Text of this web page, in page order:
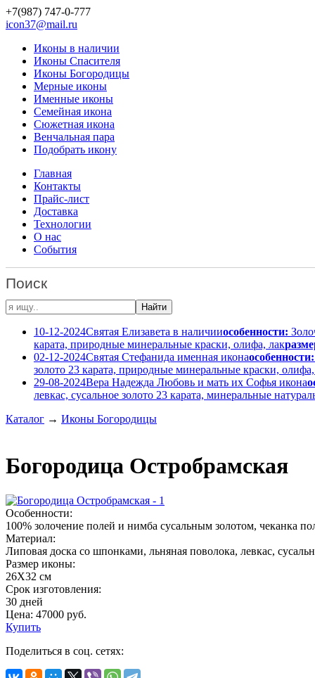
+7(987) 747-0-777
icon37@mail.ru
Иконы в наличии
Иконы Спасителя
Иконы Богородицы
Мерные иконы
Именные иконы
Семейная икона
Сюжетная икона
Венчальная пара
Подобрать икону
Главная
Контакты
Прайс-лист
Доставка
Технологии
О нас
События
Поиск
10-12-2024Святая Елизавета в наличииособенности:
карата, природные минеральные краски, олифа, лак
02-12-2024Святая Стефанида именная иконаособенности:
золото 23 карата, природные минеральные краски,
29-08-2024Вера Надежда Любовь и мать их Софья икона
левкас, сусальное золото 23 карата, минеральные
Каталог → Иконы Богородицы
Богородица Остробрамская
Особенности:
100% золочение полей и нимба сусальным золотом, чеканка
Материал:
Липовая доска со шпонками, льняная поволока, левкас,
Размер иконы:
26Х32 см
Срок изготовления:
30 дней
Цена: 47000 руб.
Купить
Поделиться в соц. сетях: